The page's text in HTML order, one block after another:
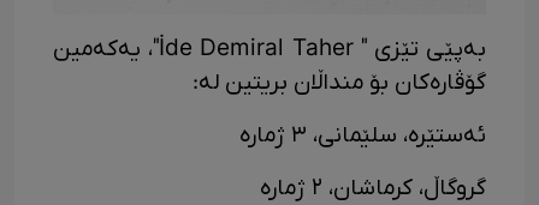
بەپێی تێزی " İde Demiral Taher"، یەکەمین
گۆڤارەکان بۆ منداڵان بریتین لە:
ئەستێرە، سلێمانی، ٣ ژمارە
گروگاڵ، کرماشان، ٢ ژمارە